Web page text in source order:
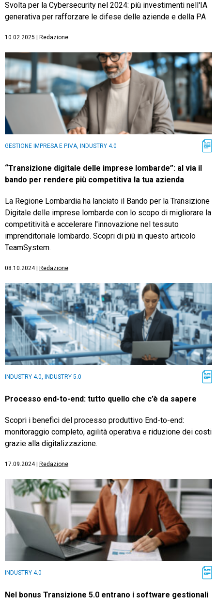
Svolta per la Cybersecurity nel 2024: più investimenti nell'IA
generativa per rafforzare le difese delle aziende e della PA
10.02.2025 Redazione
GESTIONE IMPRESA E P.IVA, INDUSTRY 4.0
“Transizione digitale delle imprese lombarde”: al via il
bando per rendere più competitiva la tua azienda
La Regione Lombardia ha lanciato il Bando per la Transizione
Digitale delle imprese lombarde con lo scopo di migliorare la
competitività e accelerare l'innovazione nel tessuto
imprenditoriale lombardo. Scopri di più in questo articolo
TeamSystem.
08.10.2024| Redazione
INDUSTRY 4.0, INDUSTRY 5.0
Processo end-to-end: tutto quello che c’è da sapere
Scopri i benefici del processo produttivo End-to-end:
monitoraggio completo, agilità operativa e riduzione dei costi
grazie alla digitalizzazione.
17.09.2024| Redazione
INDUSTRY 4.0
Nel bonus Transizione 5.0 entrano i software gestionali